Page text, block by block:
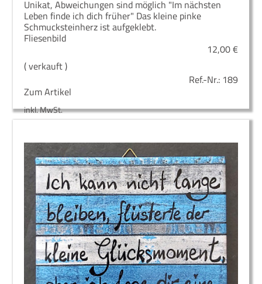
Unikat, Abweichungen sind möglich "Im nächsten
Leben finde ich dich früher" Das kleine pinke
Schmucksteinherz ist aufgeklebt.
Fliesenbild
12,00€
( verkauft )
Ref.-Nr.: 189
Zum Artikel
inkl. MwSt.